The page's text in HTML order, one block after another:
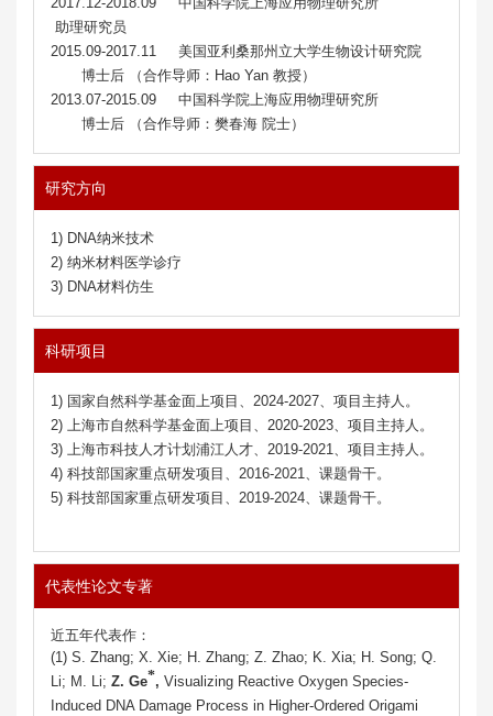
助理研究员
2015.09-2017.11 美国亚利桑那州立大学生物设计研究院
博士后 （合作导师：Hao Yan 教授）
2013.07-2015.09 中国科学院上海应用物理研究所
博士后
（合作导师：樊春海 院士）
研究方向
1) DNA纳米技术
2) 纳米材料医学诊疗
3) DNA材料仿生
科研项目
1) 国家自然科学基金面上项目、2024-2027、项目主持人。
2) 上海市自然科学基金面上项目、2020-2023、项目主持人。
3) 上海市科技人才计划浦江人才、2019-2021、项目主持人。
4) 科技部国家重点研发项目、2016-2021、课题骨干。
5) 科技部国家重点研发项目、2019-2024、课题骨干。
代表性论文专著
近五年代表作：
(1) S. Zhang; X. Xie; H. Zhang; Z. Zhao; K. Xia; H. Song; Q.
Li; M. Li; Z. Ge*, Visualizing Reactive Oxygen Species-
Induced DNA Damage Process in Higher-Ordered Origami